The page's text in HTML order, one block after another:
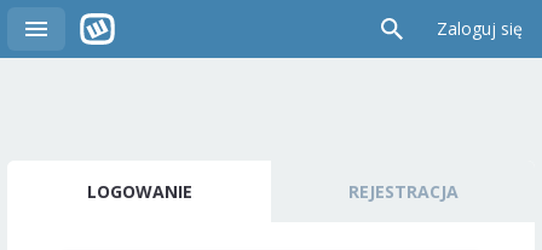
Zaloguj się
LOGOWANIE REJESTRACJA